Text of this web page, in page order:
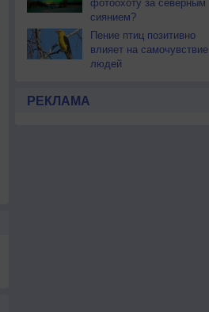
фотоохоту за северным
сиянием?
Пение птиц позитивно
влияет на самочувствие
людей
РЕКЛАМА